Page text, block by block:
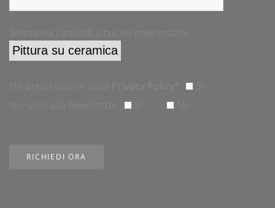
Privacy Policy*